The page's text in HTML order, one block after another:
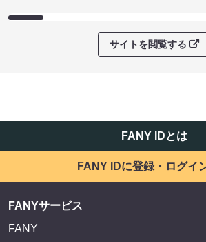
サイトを閲覧する
FANY IDとは
FANY IDに登録・ログイ
FANYサービス
FANY